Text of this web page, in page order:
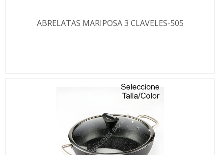
ABRELATAS MARIPOSA 3 CLAVELES-505